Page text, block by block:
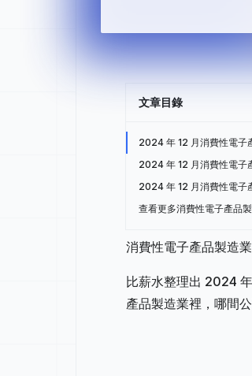
文章目錄
2024 年 12 月消費性電子
2024 年 12 月消費性電子
2024 年 12 月消費性電子
查看更多消費性電子產品
消費性電子產品製造
比薪水整理出 2024
產品製造業裡，哪間